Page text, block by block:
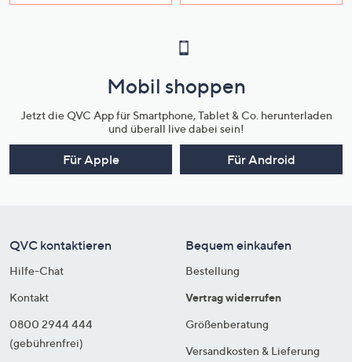
Mobil shoppen
Jetzt die QVC App für Smartphone, Tablet & Co. herunterladen
und überall live dabei sein!
Für Apple Für Android
QVC kontaktieren
Hilfe-Chat
Kontakt
0800 2944 444
(gebührenfrei)
Bequem einkaufen
Bestellung
Vertrag widerrufen
Größenberatung
Versandkosten & Lieferung